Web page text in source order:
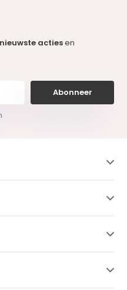
nieuwste actiesen
Abonneer